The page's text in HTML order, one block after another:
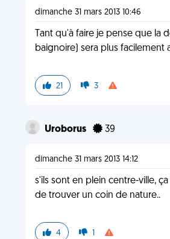
dimanche 31 mars 2013 10:46
Tant qu'à faire je pense que la
baignoire) sera plus facilement
21 3
Uroborus 39
dimanche 31 mars 2013 14:12
s'ils sont en plein centre-ville,
de trouver un coin de nature..
4 1